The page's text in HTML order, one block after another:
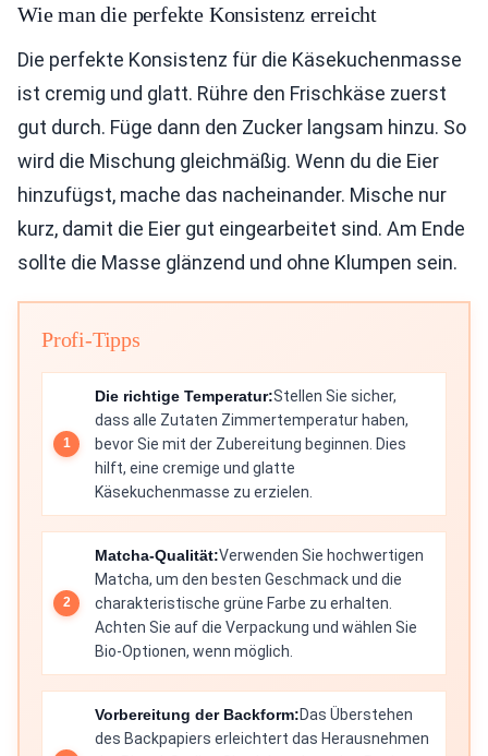
Wie man die perfekte Konsistenz erreicht
Die perfekte Konsistenz für die Käsekuchenmasse
ist cremig und glatt. Rühre den Frischkäse zuerst
gut durch. Füge dann den Zucker langsam hinzu. So
wird die Mischung gleichmäßig. Wenn du die Eier
hinzufügst, mache das nacheinander. Mische nur
kurz, damit die Eier gut eingearbeitet sind. Am Ende
sollte die Masse glänzend und ohne Klumpen sein.
Profi-Tipps
Die richtige Temperatur:Stellen Sie sicher,
dass alle Zutaten Zimmertemperatur haben,
bevor Sie mit der Zubereitung beginnen. Dies
hilft, eine cremige und glatte
Käsekuchenmasse zu erzielen.
Matcha-Qualität:Verwenden Sie hochwertigen
Matcha, um den besten Geschmack und die
charakteristische grüne Farbe zu erhalten.
Achten Sie auf die Verpackung und wählen Sie
Bio-Optionen, wenn möglich.
Vorbereitung der Backform:Das Überstehen
des Backpapiers erleichtert das Herausnehmen